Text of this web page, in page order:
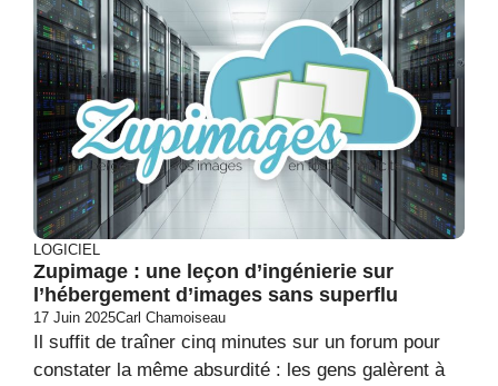
LOGICIEL
Zupimage : une leçon d’ingénierie sur
l’hébergement d’images sans superflu
17 Juin 2025Carl Chamoiseau
Il suffit de traîner cinq minutes sur un forum pour
constater la même absurdité : les gens galèrent à